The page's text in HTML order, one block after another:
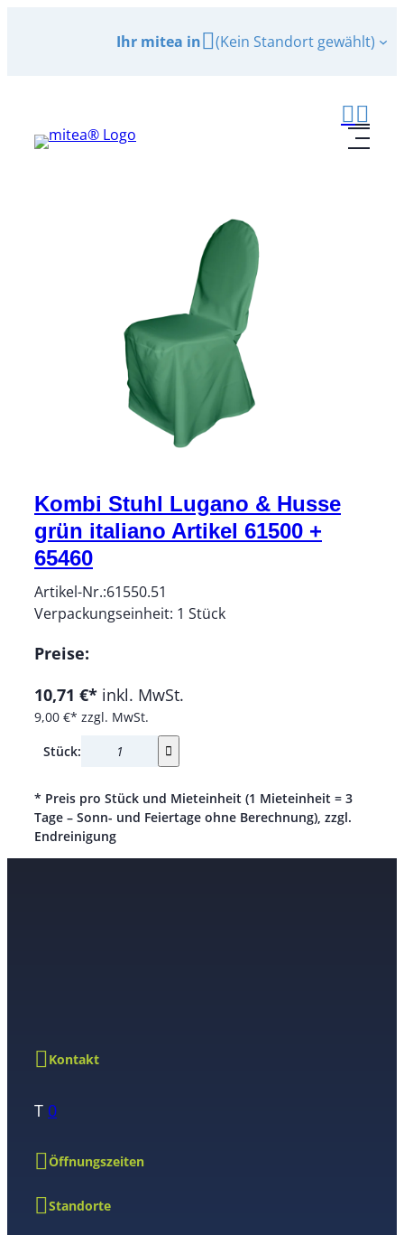
Ihr mitea in (Kein Standort gewählt)
Kombi Stuhl Lugano & Husse
grün italiano Artikel 61500 +
65460
Artikel-Nr.:61550.51
Verpackungseinheit: 1 Stück
Preise:
10,71 €* inkl. MwSt.
9,00 €* zzgl. MwSt.
Stück:
* Preis pro Stück und Mieteinheit (1 Mieteinheit = 3
Tage – Sonn- und Feiertage ohne Berechnung), zzgl.
Endreinigung
Kontakt
T 0
Öffnungszeiten
Standorte